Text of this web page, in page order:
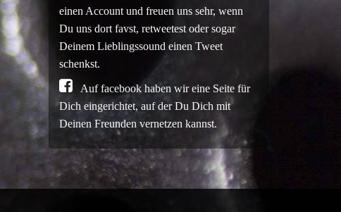
einen Account und freuen uns sehr, wenn
Du uns dort favst, retweetest oder sogar
Deinem Lieblingssound einen Tweet
schenkst.
Auf facebook haben wir eine Seite für
Dich eingerichtet, auf der Du Dich mit
Deinen Freunden vernetzen kannst.